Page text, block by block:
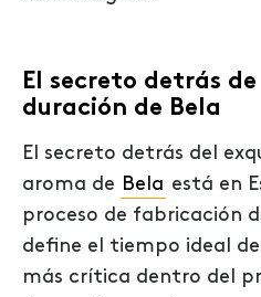
El secreto detrás
duración de Bela
El secreto detrás del
aroma de Bela está en
proceso de fabricación
define el tiempo ideal
más crítica dentro del